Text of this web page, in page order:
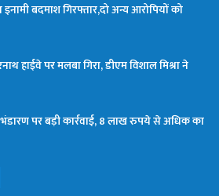
बदमाश गिरफ्तार,दो अन्य आरोपियों को
हाईवे पर मलबा गिरा, डीएम विशाल मिश्रा ने
पर बड़ी कार्रवाई, 8 लाख रुपये से अधिक का